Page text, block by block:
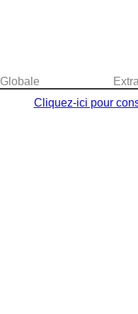
Globale
Cliquez-ici pour